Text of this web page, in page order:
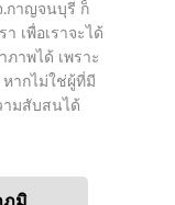
กาญจนบุรี ก็
เพื่อเราจะได้
ภาพได้ เพราะ
ากไม่ใช่ผู้ที่มี
ามสับสนได้